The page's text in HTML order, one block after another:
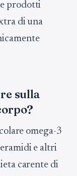
prodotti
di una
sulla
omega-3
e altri
carente di